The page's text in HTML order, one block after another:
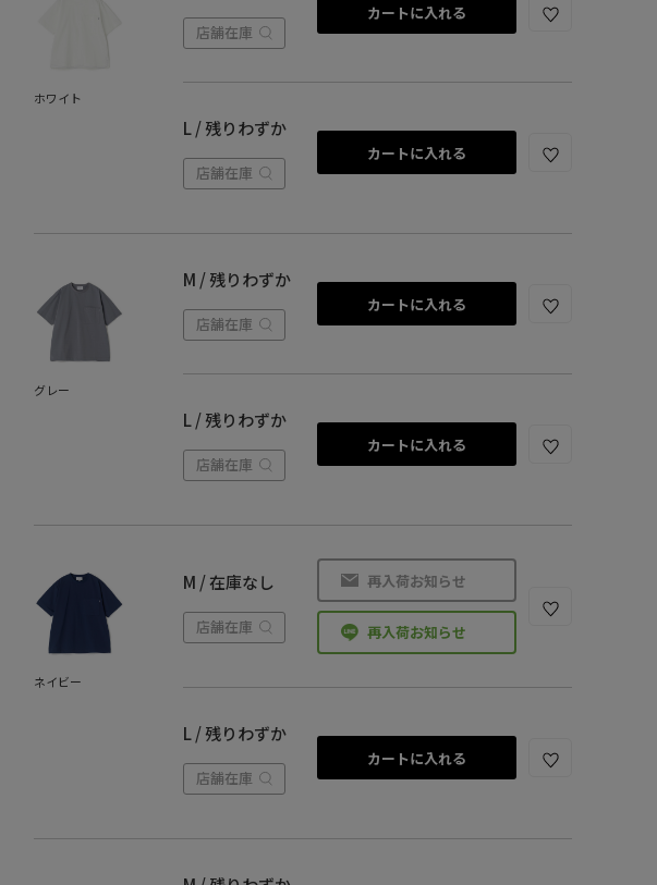
ホワイト
店舗在庫
カートに入れる
L / 残りわずか
店舗在庫
カートに入れる
グレー
M / 残りわずか
店舗在庫
カートに入れる
L / 残りわずか
店舗在庫
カートに入れる
ネイビー
M / 在庫なし
店舗在庫
再入荷お知らせ
再入荷お知らせ
L / 残りわずか
店舗在庫
カートに入れる